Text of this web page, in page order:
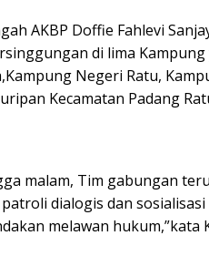
AKBP Doffie Fahlevi
di lima
Negeri Ratu,
Kecamatan Padang
malam, Tim gabungan
dialogis dan
melawan hukum,”kata